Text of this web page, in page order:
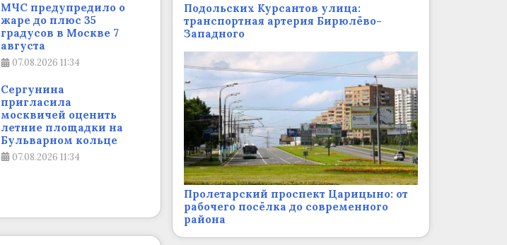
МЧС предупредило о
жаре до плюс 35
градусов в Москве 7
августа
07.08.2026 11:34
Сергунина
пригласила
москвичей оценить
летние площадки на
Бульварном кольце
07.08.2026 11:34
Подольских Курсантов улица:
транспортная артерия Бирюлёво-
Западного
Пролетарский проспект Царицыно: от
рабочего посёлка до современного
района